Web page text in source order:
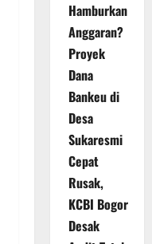
Hamburkan
Anggaran?
Proyek
Dana
Bankeu di
Desa
Sukaresmi
Cepat
Rusak,
KCBI Bogor
Desak